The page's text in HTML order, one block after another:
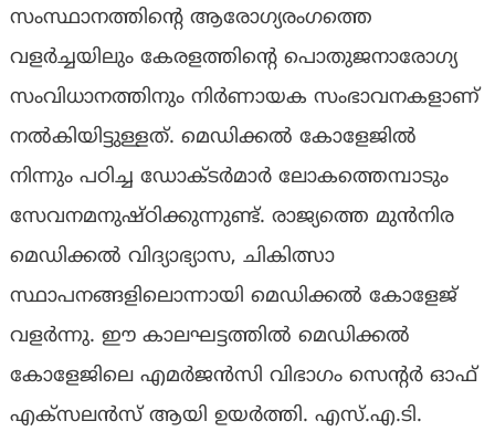
സംസ്ഥാനത്തിന്റെ ആരോഗ്യരംഗത്തെ
വളര്‍ച്ചയിലും കേരളത്തിന്റെ പൊതുജനാരോഗ്യ
സംവിധാനത്തിനും നിര്‍ണായക സംഭാവനകളാണ്
നല്‍കിയിട്ടുള്ളത്. മെഡിക്കല്‍ കോളേജില്‍
നിന്നും പഠിച്ച ഡോക്ടര്‍മാര്‍ ലോകത്തെമ്പാടും
സേവനമനുഷ്ഠിക്കുന്നുണ്ട്. രാജ്യത്തെ മുന്‍നിര
മെഡിക്കല്‍ വിദ്യാഭ്യാസ, ചികിത്സാ
സ്ഥാപനങ്ങളിലൊന്നായി മെഡിക്കല്‍ കോളേജ്
വളര്‍ന്നു. ഈ കാലഘട്ടത്തില്‍ മെഡിക്കല്‍
കോളേജിലെ എമര്‍ജന്‍സി വിഭാഗം സെന്റര്‍ ഓഫ്
എക്‌സലന്‍സ് ആയി ഉയര്‍ത്തി. എസ്.എ.ടി.